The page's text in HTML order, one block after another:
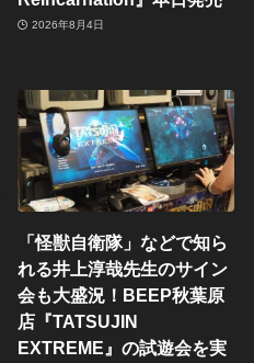
2026年8月4日
「怪獣自衛隊」などで知ら
れる井上淳哉先生のサイン
会も大盛況！BEEP秋葉原
店『TATSUJIN
EXTREME』の試遊会を実